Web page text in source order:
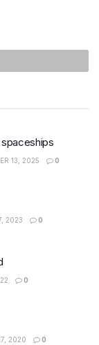
13, 2025 0
2023 0
0
2020 0